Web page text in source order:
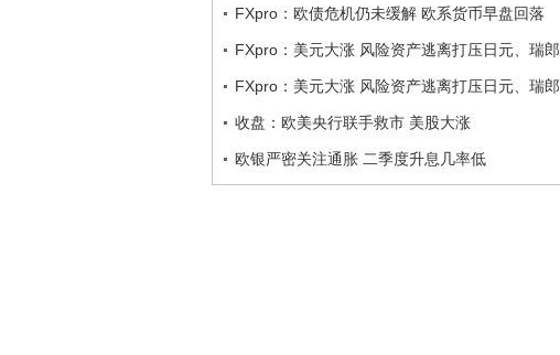
FXpro：欧债危机仍未缓解 欧系货币早盘回落
FXpro：美元大涨 风险资产逃离打压日元、瑞郎
FXpro：美元大涨 风险资产逃离打压日元、瑞郎
收盘：欧美央行联手救市 美股大涨
欧银严密关注通胀 二季度升息几率低